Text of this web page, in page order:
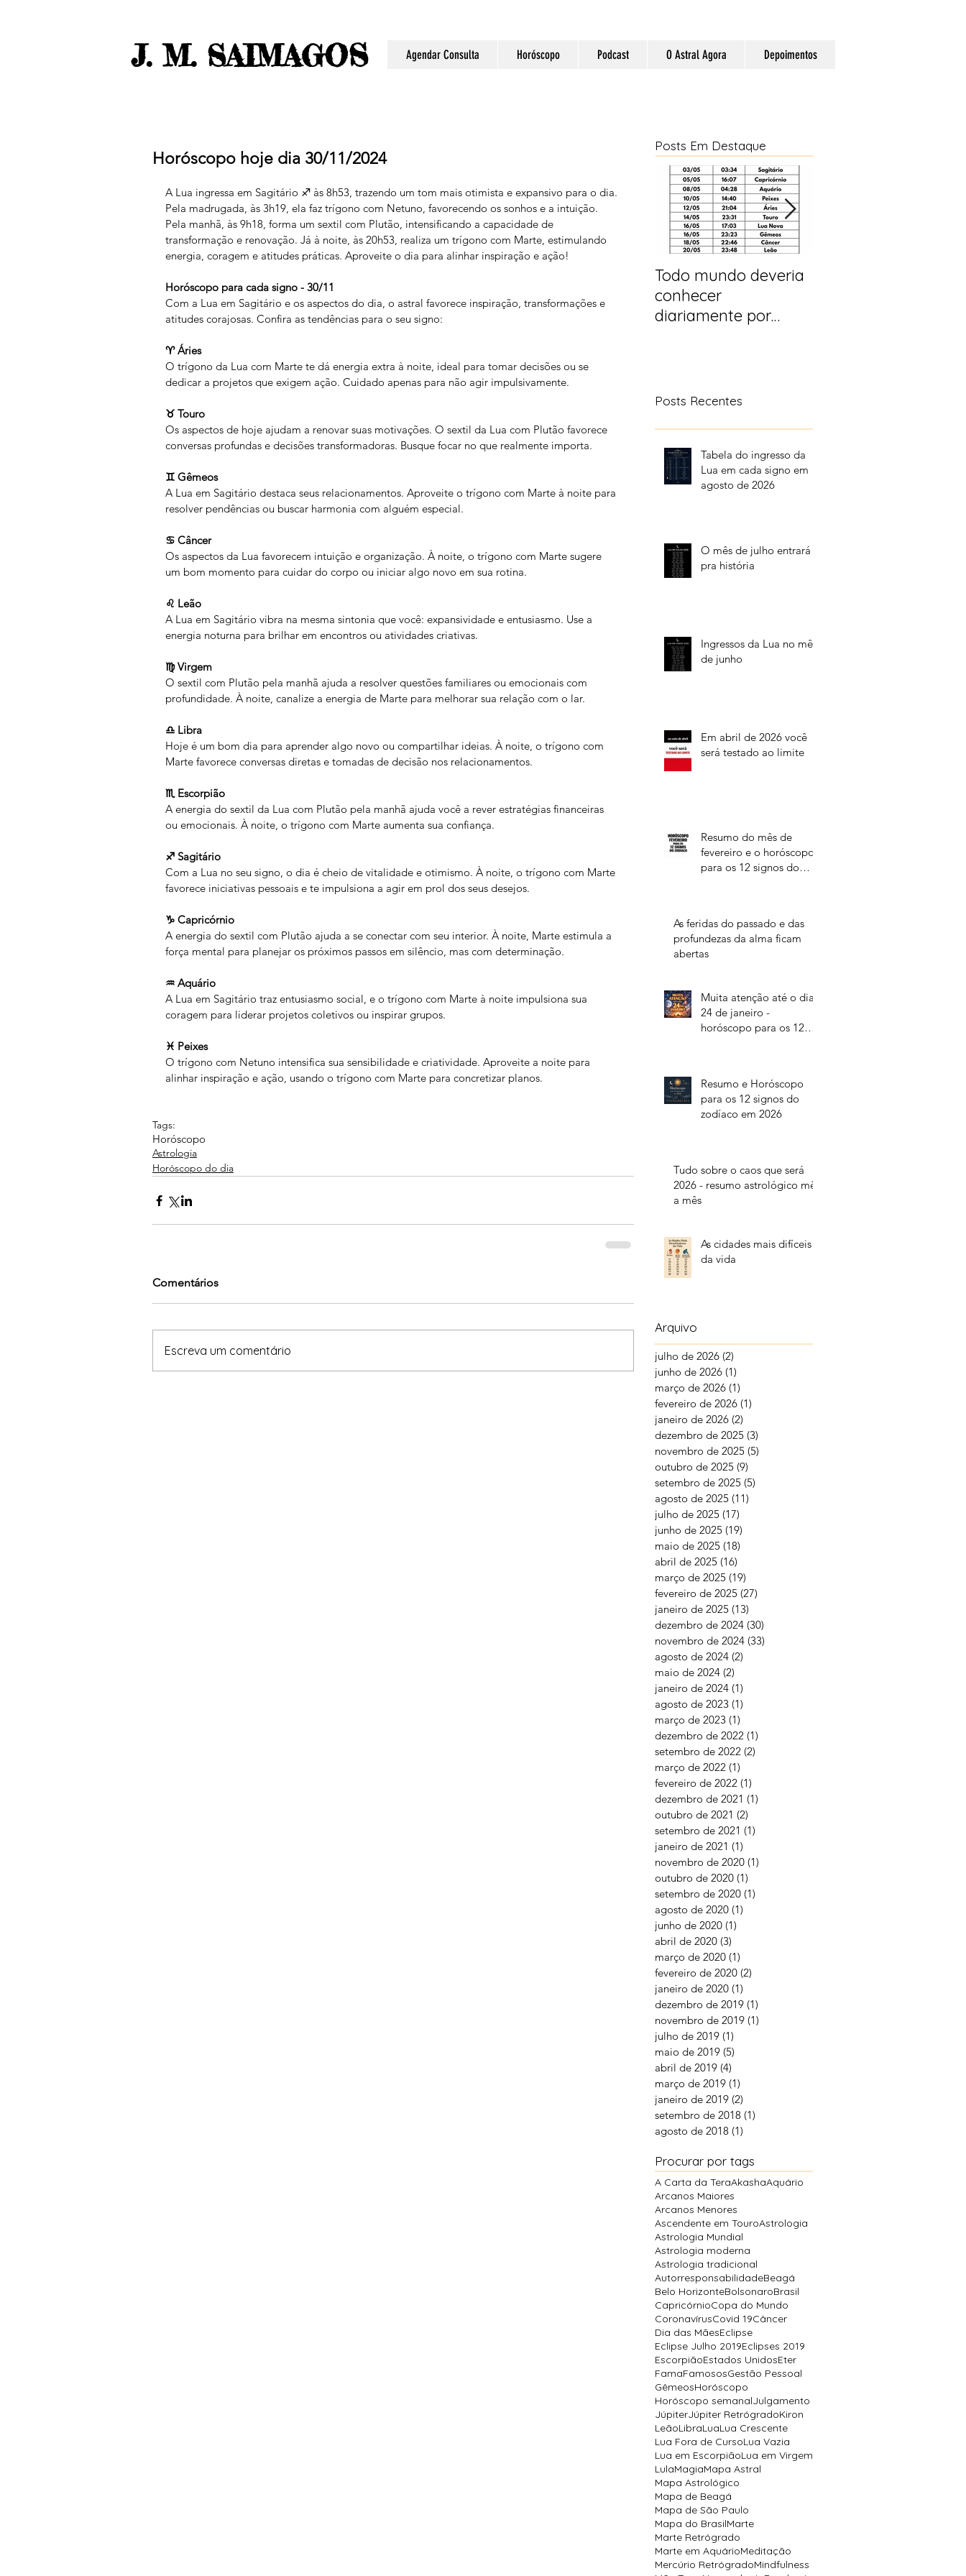
J. M. SAIMAGOS Agendar Consulta Horóscopo Podcast O Astral Agora Depoimentos
Horóscopo hoje dia 30/11/2024
A Lua ingressa em Sagitário ♐️ às 8h53, trazendo um tom mais otimista e expansivo para o dia.
Pela madrugada, às 3h19, ela faz trígono com Netuno, favorecendo os sonhos e a intuição.
Pela manhã, às 9h18, forma um sextil com Plutão, intensificando a capacidade de
transformação e renovação. Já à noite, às 20h53, realiza um trígono com Marte, estimulando
energia, coragem e atitudes práticas. Aproveite o dia para alinhar inspiração e ação!
Horóscopo para cada signo - 30/11
Com a Lua em Sagitário e os aspectos do dia, o astral favorece inspiração, transformações e
atitudes corajosas. Confira as tendências para o seu signo:
♈ Áries
O trígono da Lua com Marte te dá energia extra à noite, ideal para tomar decisões ou se
dedicar a projetos que exigem ação. Cuidado apenas para não agir impulsivamente.
♉ Touro
Os aspectos de hoje ajudam a renovar suas motivações. O sextil da Lua com Plutão favorece
conversas profundas e decisões transformadoras. Busque focar no que realmente importa.
♊ Gêmeos
A Lua em Sagitário destaca seus relacionamentos. Aproveite o trígono com Marte à noite para
resolver pendências ou buscar harmonia com alguém especial.
♋ Câncer
Os aspectos da Lua favorecem intuição e organização. À noite, o trígono com Marte sugere
um bom momento para cuidar do corpo ou iniciar algo novo em sua rotina.
♌ Leão
A Lua em Sagitário vibra na mesma sintonia que você: expansividade e entusiasmo. Use a
energia noturna para brilhar em encontros ou atividades criativas.
♍ Virgem
O sextil com Plutão pela manhã ajuda a resolver questões familiares ou emocionais com
profundidade. À noite, canalize a energia de Marte para melhorar sua relação com o lar.
♎ Libra
Hoje é um bom dia para aprender algo novo ou compartilhar ideias. À noite, o trígono com
Marte favorece conversas diretas e tomadas de decisão nos relacionamentos.
♏ Escorpião
A energia do sextil da Lua com Plutão pela manhã ajuda você a rever estratégias financeiras
ou emocionais. À noite, o trígono com Marte aumenta sua confiança.
♐ Sagitário
Com a Lua no seu signo, o dia é cheio de vitalidade e otimismo. À noite, o trígono com Marte
favorece iniciativas pessoais e te impulsiona a agir em prol dos seus desejos.
♑ Capricórnio
A energia do sextil com Plutão ajuda a se conectar com seu interior. À noite, Marte estimula a
força mental para planejar os próximos passos em silêncio, mas com determinação.
♒ Aquário
A Lua em Sagitário traz entusiasmo social, e o trígono com Marte à noite impulsiona sua
coragem para liderar projetos coletivos ou inspirar grupos.
♓ Peixes
O trígono com Netuno intensifica sua sensibilidade e criatividade. Aproveite a noite para
alinhar inspiração e ação, usando o trígono com Marte para concretizar planos.
Tags:
Horóscopo
Astrologia
Horóscopo do dia
Comentários
Escreva um comentário
Posts Em Destaque
Todo mundo deveria
conhecer
diariamente por
Posts Recentes
Tabela do ingresso da
Lua em cada signo em
agosto de 2026
O mês de julho entrará
pra história
Ingressos da Lua no mês
de junho
Em abril de 2026 você
será testado ao limite
Resumo do mês de
fevereiro e o horóscopo
para os 12 signos do
As feridas do passado e das
profundezas da alma ficam
abertas
Muita atenção até o dia
24 de janeiro -
horóscopo para os 12
Resumo e Horóscopo
para os 12 signos do
zodíaco em 2026
Tudo sobre o caos que será
2026 - resumo astrológico mês
a mês
As cidades mais difíceis
da vida
Arquivo
julho de 2026 (2)
junho de 2026 (1)
março de 2026 (1)
fevereiro de 2026 (1)
janeiro de 2026 (2)
dezembro de 2025 (3)
novembro de 2025 (5)
outubro de 2025 (9)
setembro de 2025 (5)
agosto de 2025 (11)
julho de 2025 (17)
junho de 2025 (19)
maio de 2025 (18)
abril de 2025 (16)
março de 2025 (19)
fevereiro de 2025 (27)
janeiro de 2025 (13)
dezembro de 2024 (30)
novembro de 2024 (33)
agosto de 2024 (2)
maio de 2024 (2)
janeiro de 2024 (1)
agosto de 2023 (1)
março de 2023 (1)
dezembro de 2022 (1)
setembro de 2022 (2)
março de 2022 (1)
fevereiro de 2022 (1)
dezembro de 2021 (1)
outubro de 2021 (2)
setembro de 2021 (1)
janeiro de 2021 (1)
novembro de 2020 (1)
outubro de 2020 (1)
setembro de 2020 (1)
agosto de 2020 (1)
junho de 2020 (1)
abril de 2020 (3)
março de 2020 (1)
fevereiro de 2020 (2)
janeiro de 2020 (1)
dezembro de 2019 (1)
novembro de 2019 (1)
julho de 2019 (1)
maio de 2019 (5)
abril de 2019 (4)
março de 2019 (1)
janeiro de 2019 (2)
setembro de 2018 (1)
agosto de 2018 (1)
Procurar por tags
A Carta da TeraAkashaAquário
Arcanos Maiores
Arcanos Menores
Ascendente em TouroAstrologia
Astrologia Mundial
Astrologia moderna
Astrologia tradicional
AutorresponsabilidadeBeagá
Belo HorizonteBolsonaroBrasil
CapricórnioCopa do Mundo
CoronavírusCovid 19Câncer
Dia das MãesEclipse
Eclipse Julho 2019Eclipses 2019
EscorpiãoEstados UnidosEter
FamaFamososGestão Pessoal
GêmeosHoróscopo
Horóscopo semanalJulgamento
JúpiterJúpiter RetrógradoKiron
LeãoLibraLuaLua Crescente
Lua Fora de CursoLua Vazia
Lua em EscorpiãoLua em Virgem
LulaMagiaMapa Astral
Mapa Astrológico
Mapa de Beagá
Mapa de São Paulo
Mapa do BrasilMarte
Marte Retrógrado
Marte em AquárioMeditação
Mercúrio RetrógradoMindfulness